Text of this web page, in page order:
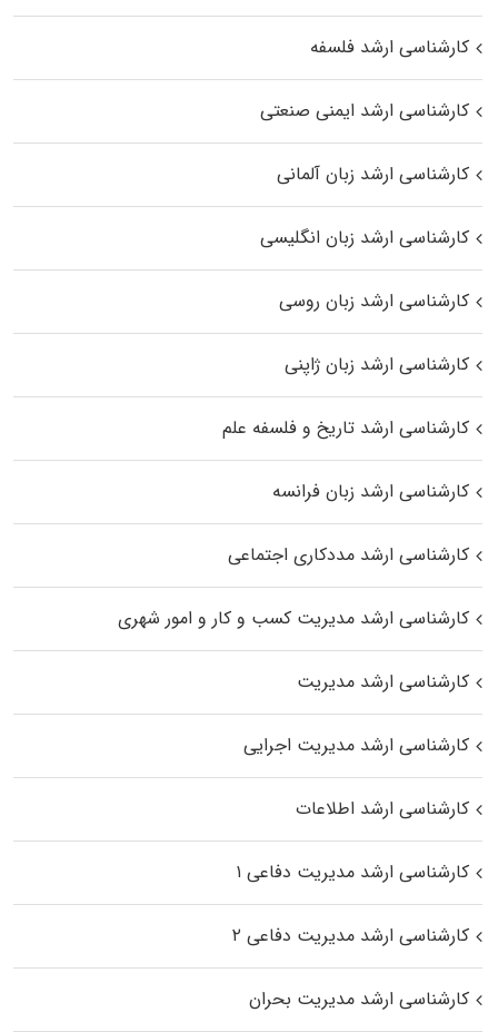
کارشناسی ارشد فلسفه
کارشناسی ارشد ایمنی صنعتی
کارشناسی ارشد زبان آلمانی
کارشناسی ارشد زبان انگلیسی
کارشناسی ارشد زبان روسی
کارشناسی ارشد زبان ژاپنی
کارشناسی ارشد تاریخ و فلسفه علم
کارشناسی ارشد زبان فرانسه
کارشناسی ارشد مددکاری اجتماعی
کارشناسی ارشد مدیریت کسب و کار و امور شهری
کارشناسی ارشد مدیریت
کارشناسی ارشد مدیریت اجرایی
کارشناسی ارشد اطلاعات
کارشناسی ارشد مدیریت دفاعی ۱
کارشناسی ارشد مدیریت دفاعی ۲
کارشناسی ارشد مدیریت بحران